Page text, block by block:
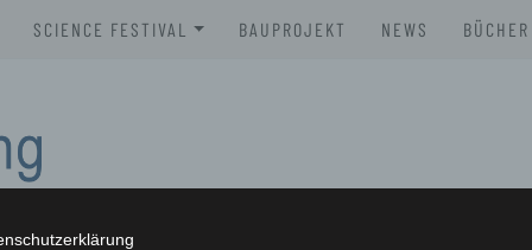
SCIENCE FESTIVAL
XLAB SCIENCE FESTIVAL 2023
BAUPROJEKT NEWS BÜCHER